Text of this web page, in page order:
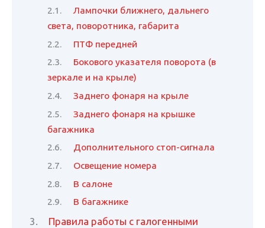
Лампочки ближнего, дальнего
света, поворотника, габарита
ПТФ передней
Бокового указателя поворота (в
зеркале и на крыле)
Заднего фонаря на крыле
Заднего фонаря на крышке
багажника
Дополнительного стоп-сигнала
Освещение номера
В салоне
В багажнике
Правила работы с галогенными